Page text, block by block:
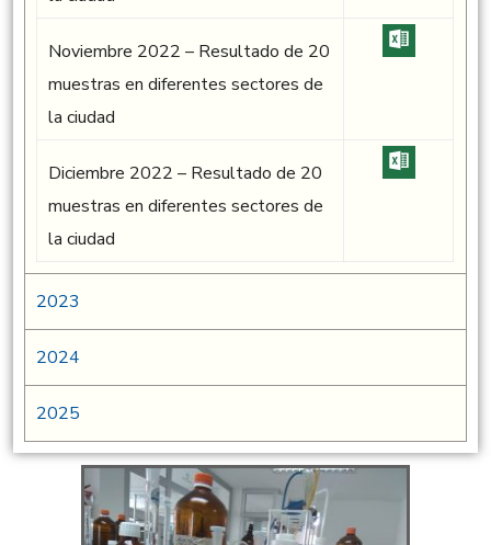
Noviembre 2022 – Resultado de 20
muestras en diferentes sectores de
la ciudad
Diciembre 2022 – Resultado de 20
muestras en diferentes sectores de
la ciudad
2023
2024
2025